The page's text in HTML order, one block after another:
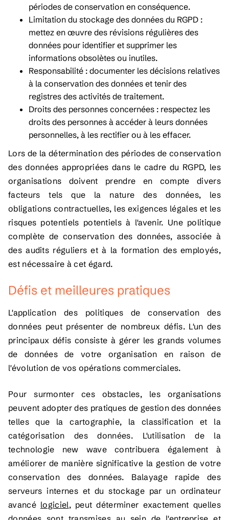
périodes de conservation en conséquence.
Limitation du stockage des données du RGPD :
mettez en œuvre des révisions régulières des
données pour identifier et supprimer les
informations obsolètes ou inutiles.
Responsabilité : documenter les décisions relatives
à la conservation des données et tenir des
registres des activités de traitement.
Droits des personnes concernées : respectez les
droits des personnes à accéder à leurs données
personnelles, à les rectifier ou à les effacer.
Lors de la détermination des périodes de conservation
des données appropriées dans le cadre du RGPD, les
organisations doivent prendre en compte divers
facteurs tels que la nature des données, les
obligations contractuelles, les exigences légales et les
risques potentiels potentiels à l'avenir. Une politique
complète de conservation des données, associée à
des audits réguliers et à la formation des employés,
est nécessaire à cet égard.
Défis et meilleures pratiques
L'application des politiques de conservation des
données peut présenter de nombreux défis. L'un des
principaux défis consiste à gérer les grands volumes
de données de votre organisation en raison de
l'évolution de vos opérations commerciales.
Pour surmonter ces obstacles, les organisations
peuvent adopter des pratiques de gestion des données
telles que la cartographie, la classification et la
catégorisation des données. L'utilisation de la
technologie new wave contribuera également à
améliorer de manière significative la gestion de votre
conservation des données. Balayage rapide des
serveurs internes et du stockage par un ordinateur
avancé logiciel, peut déterminer exactement quelles